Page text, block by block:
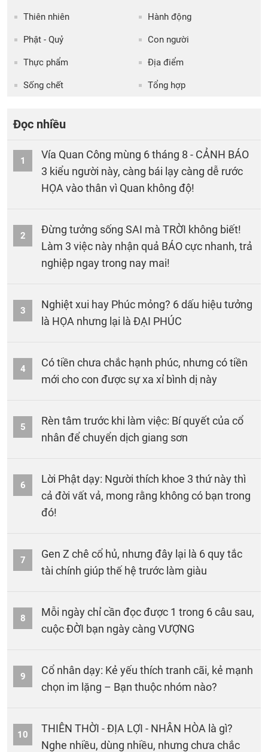
Thiên nhiên Hành động
Phật - Quỷ Con người
Thực phẩm Địa điểm
Sống chết Tổng hợp
Đọc nhiều
1
Vía Quan Công mùng 6 tháng 8 - CẢNH BÁO
3 kiểu người này, càng bái lạy càng dễ rước
HỌA vào thân vì Quan không độ!
2
Đừng tưởng sống SAI mà TRỜI không biết!
Làm 3 việc này nhận quả BÁO cực nhanh, trả
nghiệp ngay trong nay mai!
3
Nghiệt xui hay Phúc mỏng? 6 dấu hiệu tưởng
là HỌA nhưng lại là ĐẠI PHÚC
4
Có tiền chưa chắc hạnh phúc, nhưng có tiền
mới cho con được sự xa xỉ bình dị này
5
Rèn tâm trước khi làm việc: Bí quyết của cổ
nhân để chuyển dịch giang sơn
6
Lời Phật dạy: Người thích khoe 3 thứ này thì
cả đời vất vả, mong rằng không có bạn trong
đó!
7
Gen Z chê cổ hủ, nhưng đây lại là 6 quy tắc
tài chính giúp thế hệ trước làm giàu
8
Mỗi ngày chỉ cần đọc được 1 trong 6 câu sau,
cuộc ĐỜI bạn ngày càng VƯỢNG
9
Cổ nhân dạy: Kẻ yếu thích tranh cãi, kẻ mạnh
chọn im lặng – Bạn thuộc nhóm nào?
10
THIÊN THỜI - ĐỊA LỢI - NHÂN HÒA là gì?
Nghe nhiều, dùng nhiều, nhưng chưa chắc